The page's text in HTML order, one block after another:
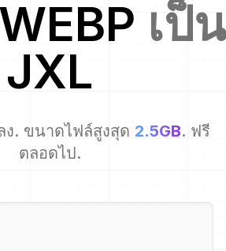
WEBP เป็น
JXL
ง. ขนาดไฟล์สูงสุด 2.5GB. ฟรี
ตลอดไป.